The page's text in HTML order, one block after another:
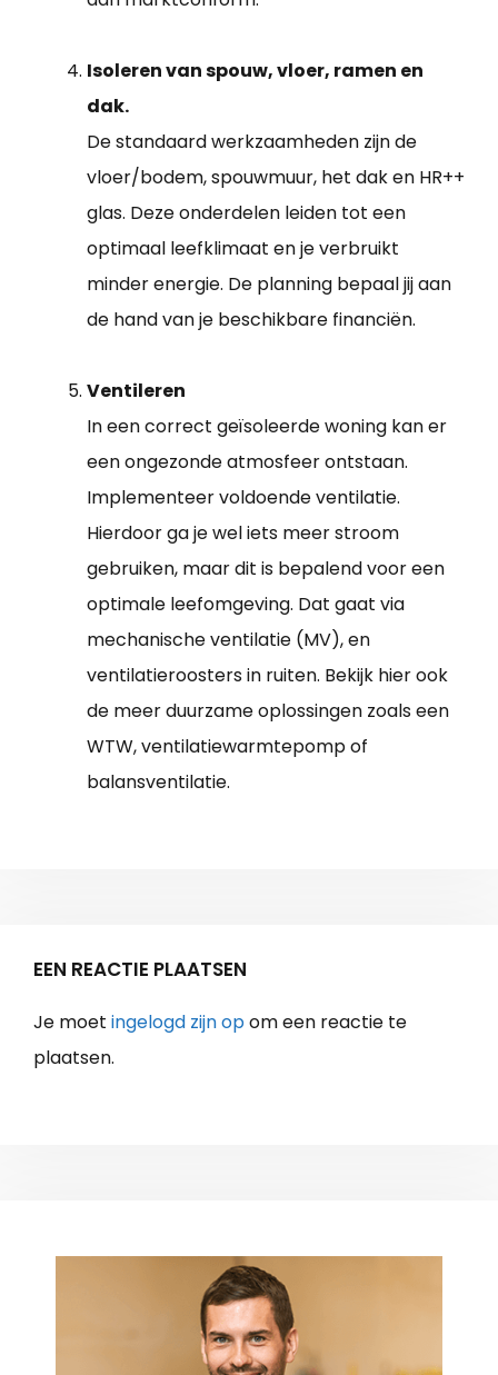
Isoleren van spouw, vloer, ramen en
dak.
De standaard werkzaamheden zijn de
vloer/bodem, spouwmuur, het dak en HR++
glas. Deze onderdelen leiden tot een
optimaal leefklimaat en je verbruikt
minder energie. De planning bepaal jij aan
de hand van je beschikbare financiën.
Ventileren
In een correct geïsoleerde woning kan er
een ongezonde atmosfeer ontstaan.
Implementeer voldoende ventilatie.
Hierdoor ga je wel iets meer stroom
gebruiken, maar dit is bepalend voor een
optimale leefomgeving. Dat gaat via
mechanische ventilatie (MV), en
ventilatieroosters in ruiten. Bekijk hier ook
de meer duurzame oplossingen zoals een
WTW, ventilatiewarmtepomp of
balansventilatie.
EEN REACTIE PLAATSEN
Je moet ingelogd zijn opom een reactie te
plaatsen.